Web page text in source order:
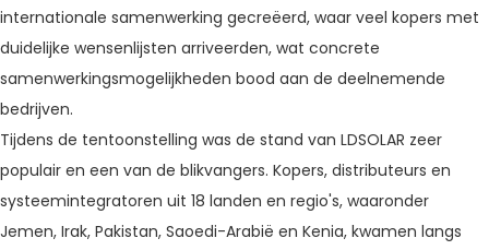
internationale samenwerking gecreëerd, waar veel kopers met
duidelijke wensenlijsten arriveerden, wat concrete
samenwerkingsmogelijkheden bood aan de deelnemende
bedrijven.
Tijdens de tentoonstelling was de stand van LDSOLAR zeer
populair en een van de blikvangers. Kopers, distributeurs en
systeemintegratoren uit 18 landen en regio's, waaronder
Jemen, Irak, Pakistan, Saoedi-Arabië en Kenia, kwamen langs